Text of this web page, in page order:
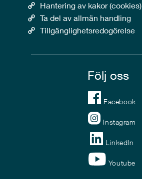
Hantering av kakor (cookies)
Ta del av allmän handling
Tillgänglighetsredogörelse
Följ oss
Facebook
Instagram
LinkedIn
Youtube